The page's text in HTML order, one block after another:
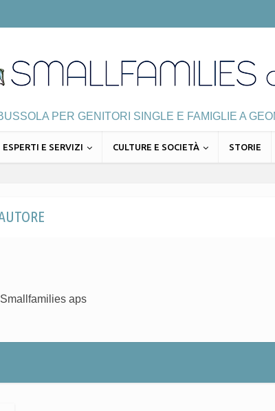
PER GENITORI SINGLE E FAMIGLIE A
ESPERTI E SERVIZI CULTURE E SOCIETÀ STORIE
aps